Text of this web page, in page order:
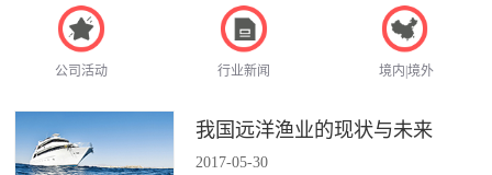
公司活动 行业新闻 境内|境外
我国远洋渔业的现状与未来
2017-05-30